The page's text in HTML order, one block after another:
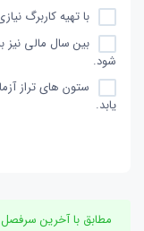
با تهیه کاربرگ
بین سال مالی نیز
شود.
ستون های تراز
یابد.
مطابق با آخرین